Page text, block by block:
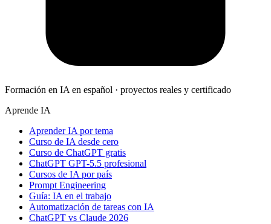
Formación en IA en español · proyectos reales y certificado
Aprende IA
Aprender IA por tema
Curso de IA desde cero
Curso de ChatGPT gratis
ChatGPT GPT-5.5 profesional
Cursos de IA por país
Prompt Engineering
Guía: IA en el trabajo
Automatización de tareas con IA
ChatGPT vs Claude 2026